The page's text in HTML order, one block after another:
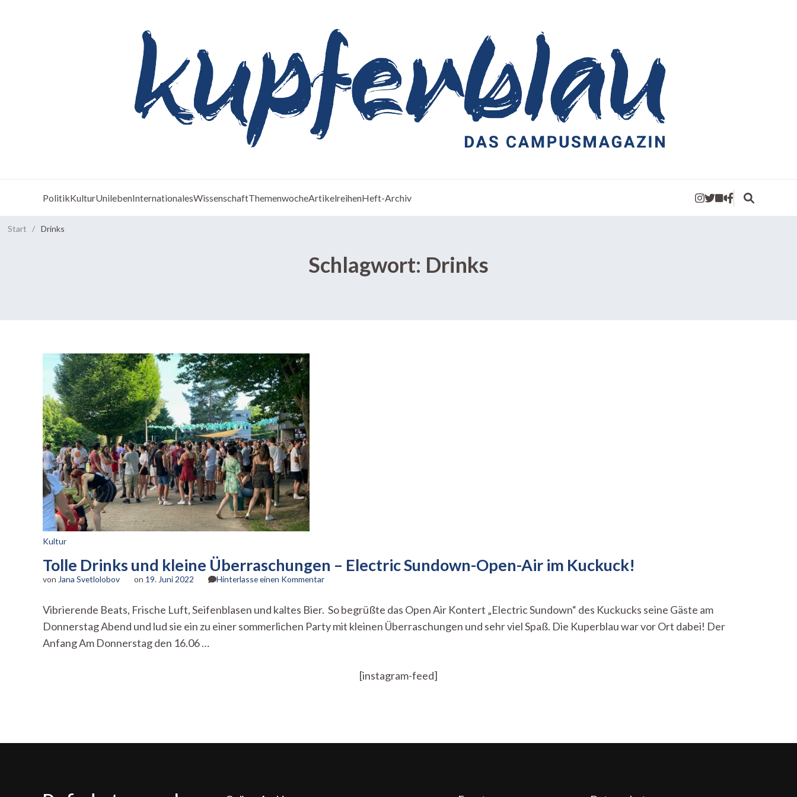
PolitikKulturUnilebenInternationalesWissenschaftThemenwocheArtikelreihenHeft-Archiv
Start / Drinks
Schlagwort: Drinks
Kultur
Tolle Drinks und kleine Überraschungen – Electric Sundown-Open-Air im Kuckuck!
von Jana Svetlolobov on 19. Juni 2022 Hinterlasse einen Kommentarzu
und
kleine
Sundown-
Vibrierende Beats, Frische Luft, Seifenblasen und kaltes Bier. So begrüßte das Open Air Kontert „Electric Sundown“ des Kuckucks seine Gäste am
Donnerstag Abend und lud sie ein zu einer sommerlichen Party mit kleinen Überraschungen und sehr viel Spaß. Die Kuperblau war vor Ort dabei! Der
Anfang Am Donnerstag den 16.06 …
[instagram-feed]